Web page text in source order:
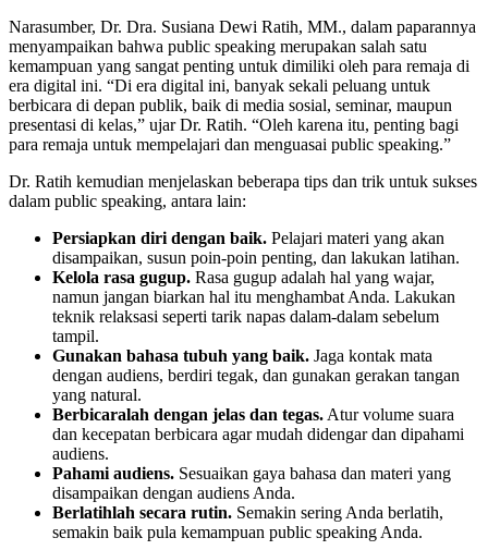
Narasumber, Dr. Dra. Susiana Dewi Ratih, MM., dalam paparannya
menyampaikan bahwa public speaking merupakan salah satu
kemampuan yang sangat penting untuk dimiliki oleh para remaja di
era digital ini. “Di era digital ini, banyak sekali peluang untuk
berbicara di depan publik, baik di media sosial, seminar, maupun
presentasi di kelas,” ujar Dr. Ratih. “Oleh karena itu, penting bagi
para remaja untuk mempelajari dan menguasai public speaking.”
Dr. Ratih kemudian menjelaskan beberapa tips dan trik untuk sukses
dalam public speaking, antara lain:
Persiapkan diri dengan baik. Pelajari materi yang akan
disampaikan, susun poin-poin penting, dan lakukan latihan.
Kelola rasa gugup. Rasa gugup adalah hal yang wajar,
namun jangan biarkan hal itu menghambat Anda. Lakukan
teknik relaksasi seperti tarik napas dalam-dalam sebelum
tampil.
Gunakan bahasa tubuh yang baik. Jaga kontak mata
dengan audiens, berdiri tegak, dan gunakan gerakan tangan
yang natural.
Berbicaralah dengan jelas dan tegas. Atur volume suara
dan kecepatan berbicara agar mudah didengar dan dipahami
audiens.
Pahami audiens. Sesuaikan gaya bahasa dan materi yang
disampaikan dengan audiens Anda.
Berlatihlah secara rutin. Semakin sering Anda berlatih,
semakin baik pula kemampuan public speaking Anda.